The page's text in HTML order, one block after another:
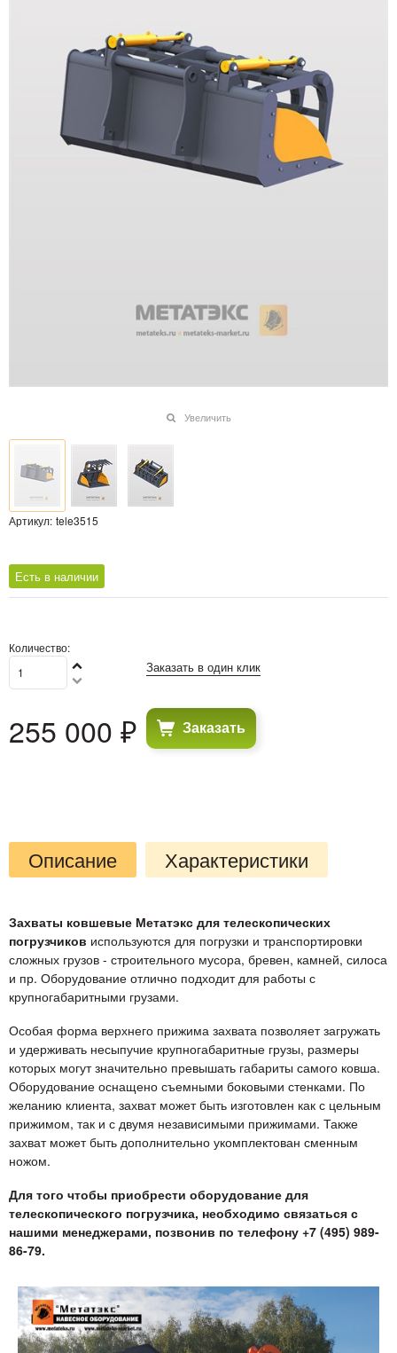
Увеличить
Артикул: tele3515
Есть в наличии
Количество:
255 000 ₽
Заказать в один клик
Заказать
Описание Характеристики
Захваты ковшевые Метатэкс для телескопических
погрузчиков используются для погрузки и транспортировки
сложных грузов - строительного мусора, бревен, камней, силоса
и пр. Оборудование отлично подходит для работы с
крупногабаритными грузами.
Особая форма верхнего прижима захвата позволяет загружать
и удерживать несыпучие крупногабаритные грузы, размеры
которых могут значительно превышать габариты самого ковша.
Оборудование оснащено съемными боковыми стенками. По
желанию клиента, захват может быть изготовлен как с цельным
прижимом, так и с двумя независимыми прижимами. Также
захват может быть дополнительно укомплектован сменным
ножом.
Для того чтобы приобрести оборудование для
телескопического погрузчика, необходимо связаться с
нашими менеджерами, позвонив по телефону +7 (495) 989-
86-79.